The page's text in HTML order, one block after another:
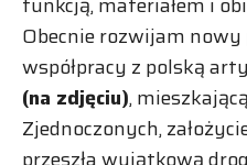
Obecnie rozwijam
współpracy z polską
(na zdjęciu),
Zjednoczonych,